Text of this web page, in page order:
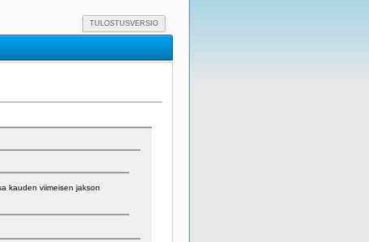
TULOSTUSVERSIO
kauden viimeisen jakson